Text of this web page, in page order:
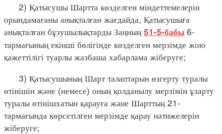
2) Қатысушы Шартта көзделген міндеттемелерін
орындамағаны анықталған жағдайда, Қатысушыға
анықталған бұзушылықтарды Заңның 51-5-бабы 6-
тармағының екінші бөлігінде көзделген мерзімде жою
қажеттілігі туарлы жазбаша хабарлама жіберуге;
3) Қатысушының Шарт талаптарын өзгерту туралы
өтінішін және (немесе) оның қолданылу мерзімін ұзарту
туралы өтінішхатын қарауға және Шарттың 21-
тармағында көрсетілген мерзімде қарау нәтижелерін
жіберуге;